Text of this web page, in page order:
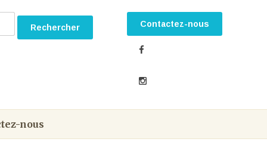
Contactez-nous
nous